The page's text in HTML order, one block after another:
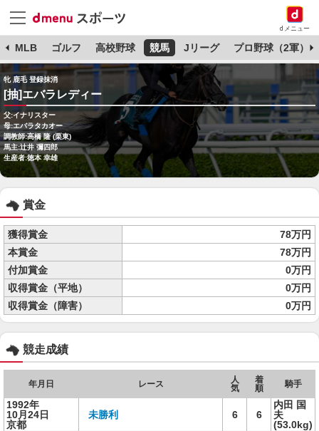
dメニュー
MLB ゴルフ 高校野球 競馬 Jリーグ プロ野球（2軍）
牝 鹿毛 登録抹消
[抽]エバラレディー
父:イナリスター
母:エバラタカオー
調教師:高橋 隆 (栗東)
馬主:辻井 彌四郎
生産者:徳本 幸雄
賞金
獲得賞金
78万円
本賞金
78万円
付加賞金
0万円
収得賞金（平地）
0万円
収得賞金（障害）
0万円
競走成績
年月日 レース
人
気
着
順
騎手
1992年
10月24日
京都
未勝利 6 6
内田 国
夫
(53.0kg)